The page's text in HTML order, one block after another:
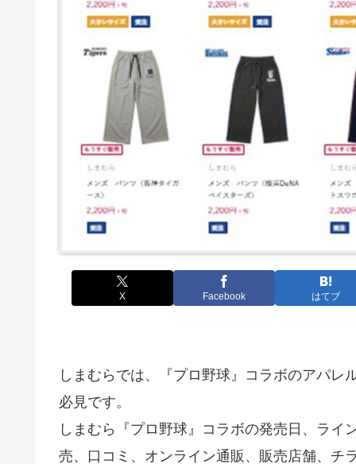
X Facebook はてブ
しまむらでは、『プロ野球』コラボのアパ
必見です。
しまむら『プロ野球』コラボの発売日、ラ
売、口コミ、オンライン通販、販売店舗、チ